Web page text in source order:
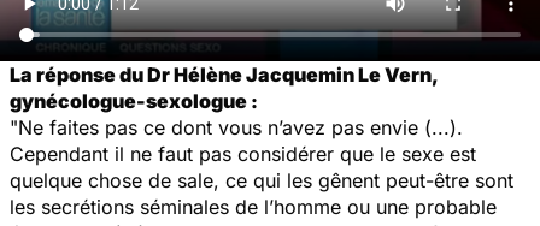
La réponse du Dr Hélène Jacquemin Le Vern,
gynécologue-sexologue :
"Ne faites pas ce dont vous n’avez pas envie (...).
Cependant il ne faut pas considérer que le sexe est
quelque chose de sale, ce qui les gênent peut-être sont
les secrétions séminales de l’homme ou une probable